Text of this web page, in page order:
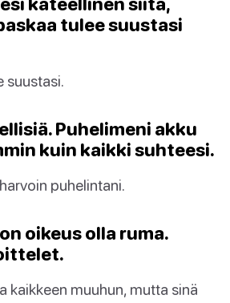
tulee suustasi
suustasi.
Puhelimeni akku
kuin kaikki suhteesi.
puhelintani.
oikeus olla ruma.
kaikkeen muuhun, mutta sinä